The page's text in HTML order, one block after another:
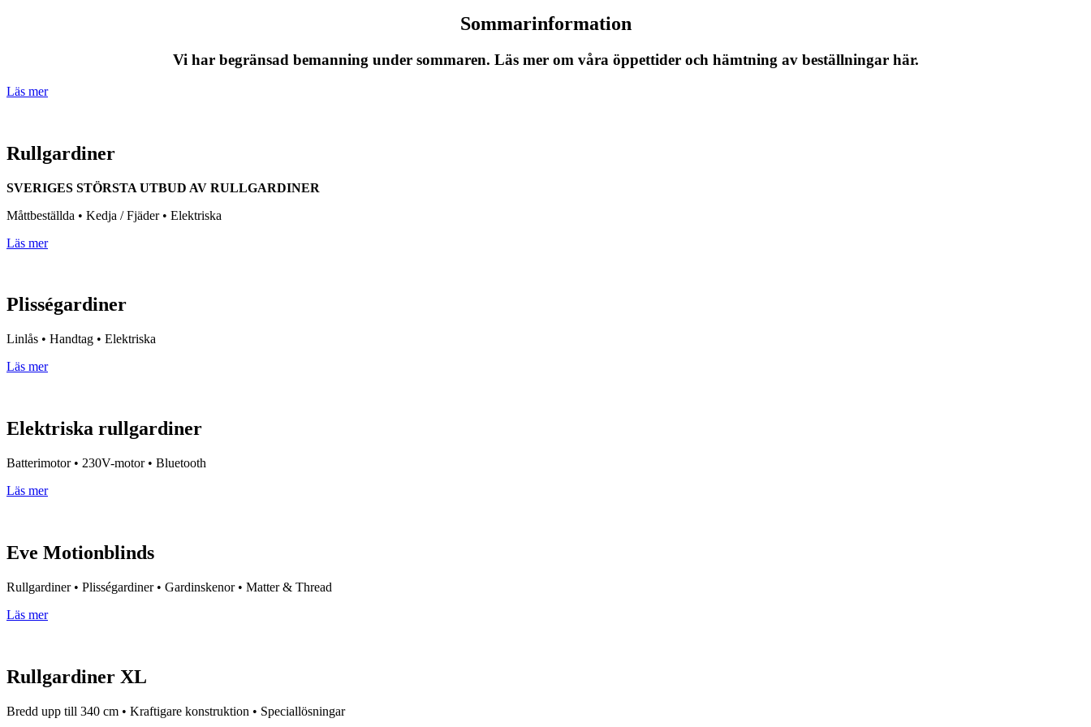
Sommarinformation
Vi har begränsad bemanning under sommaren. Läs mer om våra öppettider och hämtning av beställningar här.
Läs mer
Rullgardiner
SVERIGES STÖRSTA UTBUD AV RULLGARDINER
Måttbeställda • Kedja / Fjäder • Elektriska
Läs mer
Plisségardiner
Linlås • Handtag • Elektriska
Läs mer
Elektriska rullgardiner
Batterimotor • 230V-motor • Bluetooth
Läs mer
Eve Motionblinds
Rullgardiner • Plisségardiner • Gardinskenor • Matter & Thread
Läs mer
Rullgardiner XL
Bredd upp till 340 cm • Kraftigare konstruktion • Speciallösningar